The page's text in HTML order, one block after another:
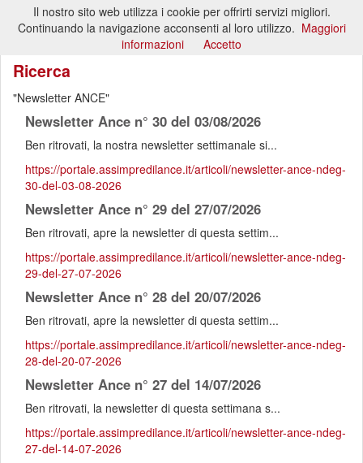
Ricerca
Newsletter ANCE
Newsletter Ance n° 30 del 03/08/2026
Ben ritrovati, la nostra newsletter settimanale si...
https://portale.assimpredilance.it/articoli/newsletter-ance-ndeg-
30-del-03-08-2026
Newsletter Ance n° 29 del 27/07/2026
Ben ritrovati, apre la newsletter di questa settim...
https://portale.assimpredilance.it/articoli/newsletter-ance-ndeg-
29-del-27-07-2026
Newsletter Ance n° 28 del 20/07/2026
Ben ritrovati, apre la newsletter di questa settim...
https://portale.assimpredilance.it/articoli/newsletter-ance-ndeg-
28-del-20-07-2026
Newsletter Ance n° 27 del 14/07/2026
Ben ritrovati, la newsletter di questa settimana s...
https://portale.assimpredilance.it/articoli/newsletter-ance-ndeg-
27-del-14-07-2026
Il nostro sito web utilizza i cookie per offrirti servizi migliori.
Continuando la navigazione acconsenti al loro utilizzo. Maggiori
informazioni
Accetto